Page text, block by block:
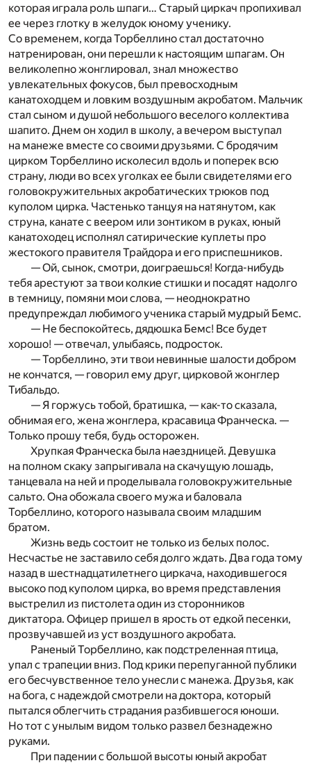
которая играла роль шпаги… Старый циркач пропихивал
ее через глотку в желудок юному ученику.
Со временем, когда Торбеллино стал достаточно
натренирован, они перешли к настоящим шпагам. Он
великолепно жонглировал, знал множество
увлекательных фокусов, был превосходным
канатоходцем и ловким воздушным акробатом. Мальчик
стал сыном и душой небольшого веселого коллектива
шапито. Днем он ходил в школу, а вечером выступал
на манеже вместе со своими друзьями. С бродячим
цирком Торбеллино исколесил вдоль и поперек всю
страну, люди во всех уголках ее были свидетелями его
головокружительных акробатических трюков под
куполом цирка. Частенько танцуя на натянутом, как
струна, канате с веером или зонтиком в руках, юный
канатоходец исполнял сатирические куплеты про
жестокого правителя Трайдора и его приспешников.
— Ой, сынок, смотри, доиграешься! Когда-нибудь
тебя арестуют за твои колкие стишки и посадят надолго
в темницу, помяни мои слова, — неоднократно
предупреждал любимого ученика старый мудрый Бемс.
— Не беспокойтесь, дядюшка Бемс! Все будет
хорошо! — отвечал, улыбаясь, подросток.
— Торбеллино, эти твои невинные шалости добром
не кончатся, — говорил ему друг, цирковой жонглер
Тибальдо.
— Я горжусь тобой, братишка, — как-то сказала,
обнимая его, жена жонглера, красавица Франческа. —
Только прошу тебя, будь осторожен.
Хрупкая Франческа была наездницей. Девушка
на полном скаку запрыгивала на скачущую лошадь,
танцевала на ней и проделывала головокружительные
сальто. Она обожала своего мужа и баловала
Торбеллино, которого называла своим младшим
братом.
Жизнь ведь состоит не только из белых полос.
Несчастье не заставило себя долго ждать. Два года тому
назад в шестнадцатилетнего циркача, находившегося
высоко под куполом цирка, во время представления
выстрелил из пистолета один из сторонников
диктатора. Офицер пришел в ярость от едкой песенки,
прозвучавшей из уст воздушного акробата.
Раненый Торбеллино, как подстреленная птица,
упал с трапеции вниз. Под крики перепуганной публики
его бесчувственное тело унесли с манежа. Друзья, как
на бога, с надеждой смотрели на доктора, который
пытался облегчить страдания разбившегося юноши.
Но тот с унылым видом только развел безнадежно
руками.
При падении с большой высоты юный акробат